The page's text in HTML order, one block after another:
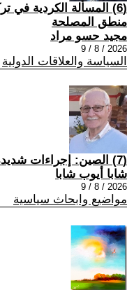
(6) المسألة الكردية في
منطق المصلحة
مجيد حسو مراد
2026 / 8 / 9
السياسة والعلاقات الدولية
(7) الصين: إجراءات شديدة حرصاً على الأمن القومي
شابا أيوب شابا
2026 / 8 / 9
مواضيع وابحاث سياسية